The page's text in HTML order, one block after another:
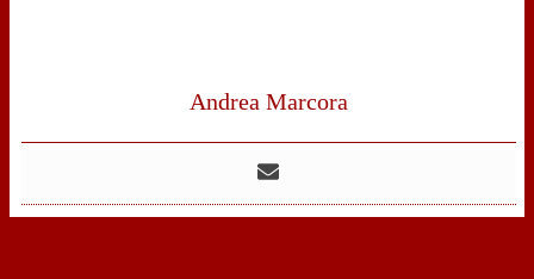
Andrea Marcora